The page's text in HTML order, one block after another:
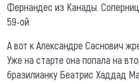
Фернандес из Канады.
59-ой.
А вот к Александре Саснович
Уже на старте она попала на
бразилианку Беатрис Хаддад